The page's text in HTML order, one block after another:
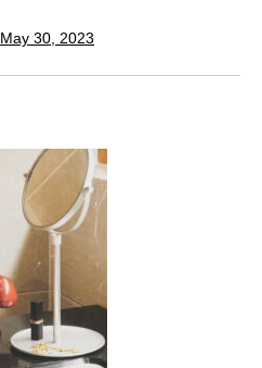
May 30, 2023